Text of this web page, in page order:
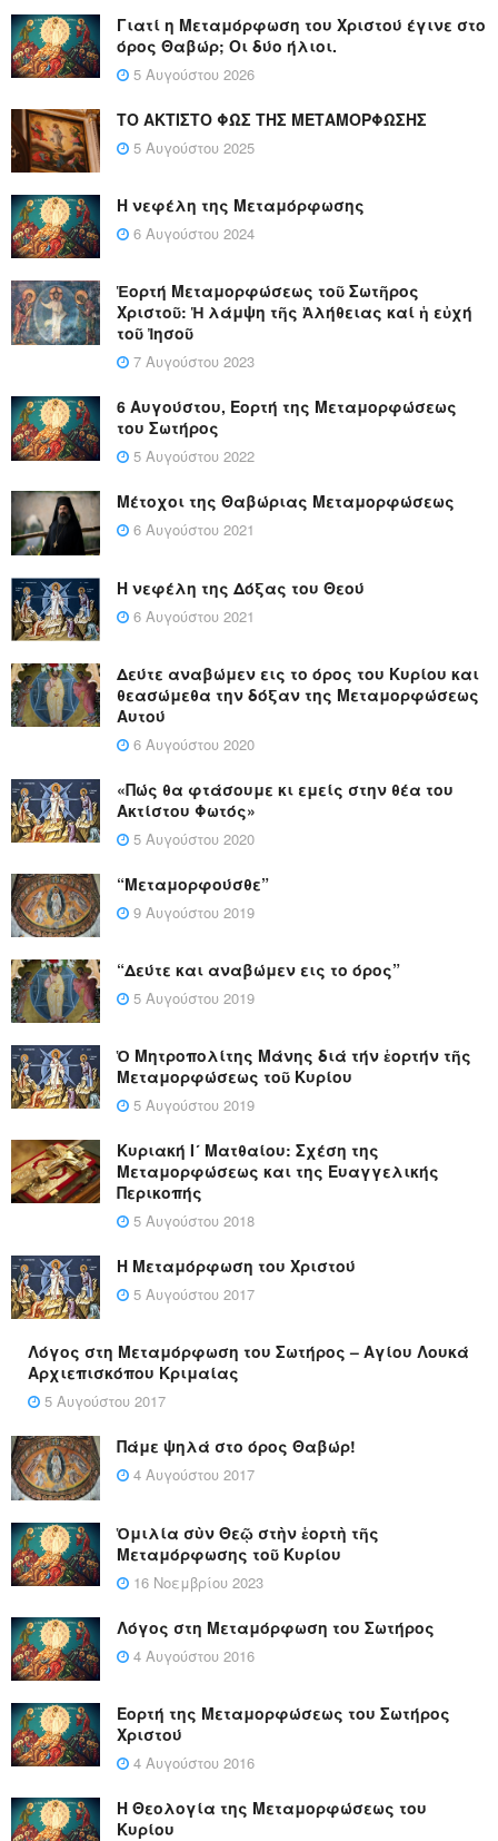
Γιατί η Μεταμόρφωση του Χριστού έγινε στο
όρος Θαβώρ; Οι δύο ήλιοι.
5 Αυγούστου 2026
ΤΟ ΑΚΤΙΣΤΟ ΦΩΣ ΤΗΣ ΜΕΤΑΜΟΡΦΩΣΗΣ
5 Αυγούστου 2025
Η νεφέλη της Μεταμόρφωσης
6 Αυγούστου 2024
Ἑορτή Μεταμορφώσεως τοῦ Σωτῆρος
Χριστοῦ: Ἡ λάμψη τῆς Ἀλήθειας καί ἡ εὐχή
τοῦ Ἰησοῦ
7 Αυγούστου 2023
6 Αυγούστου, Εορτή της Μεταμορφώσεως
του Σωτήρος
5 Αυγούστου 2022
Μέτοχοι της Θαβώριας Μεταμορφώσεως
6 Αυγούστου 2021
Η νεφέλη της Δόξας του Θεού
6 Αυγούστου 2021
Δεύτε αναβώμεν εις το όρος του Κυρίου και
θεασώμεθα την δόξαν της Μεταμορφώσεως
Αυτού
6 Αυγούστου 2020
«Πώς θα φτάσουμε κι εμείς στην θέα του
Ακτίστου Φωτός»
5 Αυγούστου 2020
“Μεταμορφούσθε”
9 Αυγούστου 2019
“Δεύτε και αναβώμεν εις το όρος”
5 Αυγούστου 2019
Ὁ Μητροπολίτης Μάνης διά τήν ἑορτήν τῆς
Μεταμορφώσεως τοῦ Κυρίου
5 Αυγούστου 2019
Κυριακή Ι´ Ματθαίου: Σχέση της
Μεταμορφώσεως και της Ευαγγελικής
Περικοπής
5 Αυγούστου 2018
Η Μεταμόρφωση του Χριστού
5 Αυγούστου 2017
Λόγος στη Μεταμόρφωση του Σωτήρος – Αγίου Λουκά
Αρχιεπισκόπου Κριμαίας
5 Αυγούστου 2017
Πάμε ψηλά στο όρος Θαβώρ!
4 Αυγούστου 2017
Ὁμιλία σὺν Θεῷ στὴν ἑορτὴ τῆς
Μεταμόρφωσης τοῦ Κυρίου
16 Νοεμβρίου 2023
Λόγος στη Μεταμόρφωση του Σωτήρος
4 Αυγούστου 2016
Εορτή της Μεταμορφώσεως του Σωτήρος
Χριστού
4 Αυγούστου 2016
Η Θεολογία της Μεταμορφώσεως του
Κυρίου